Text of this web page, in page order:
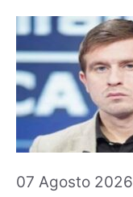
07 Agosto 2026